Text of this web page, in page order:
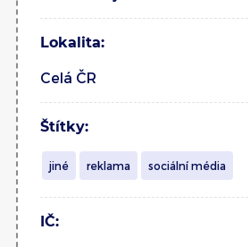
Lokalita:
Celá ČR
Štítky:
jiné reklama sociální média
IČ: